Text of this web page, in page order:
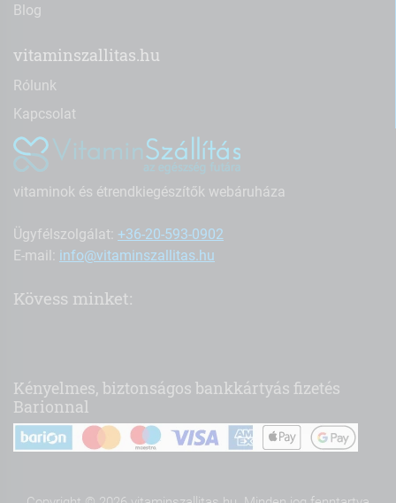
Blog
vitaminszallitas.hu
Rólunk
Kapcsolat
vitaminok és étrendkiegészítők webáruháza
Ügyfélszolgálat: +36-20-593-0902
E-mail: info@vitaminszallitas.hu
Kövess minket:
Kényelmes, biztonságos bankkártyás fizetés
Barionnal